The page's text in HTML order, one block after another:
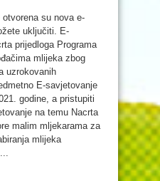
su nova e-
uključiti. E-
prijedloga Programa
mlijeka zbog
uzrokovanih
E-savjetovanje
godine, a pristupiti
na temu Nacrta
malim mljekarama za
mlijeka